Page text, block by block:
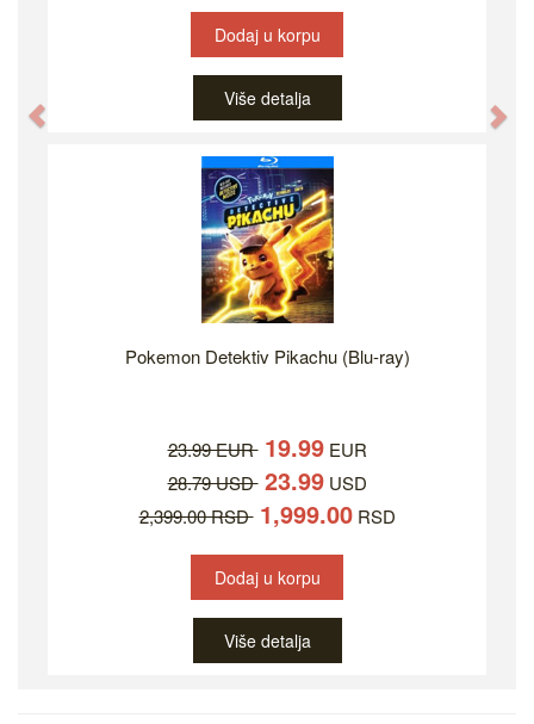
Dodaj u korpu
Više detalja
Pokemon Detektiv Pikachu (Blu-ray)
23.99 EUR 19.99EUR
28.79 USD 23.99USD
2,399.00 RSD 1,999.00RSD
Dodaj u korpu
Više detalja